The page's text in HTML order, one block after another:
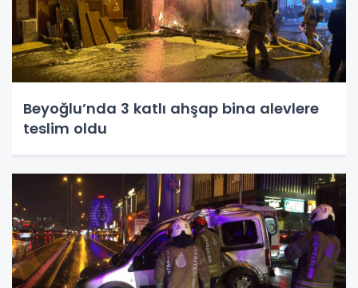
Beyoğlu’nda 3 katlı ahşap bina alevlere
teslim oldu